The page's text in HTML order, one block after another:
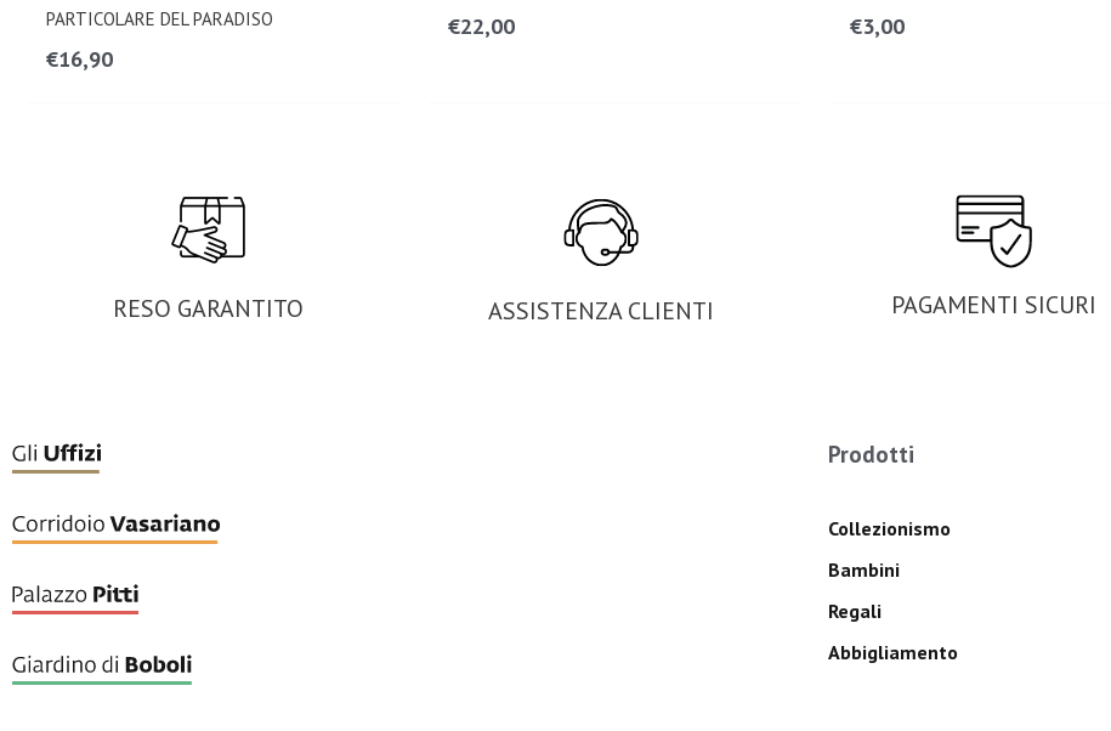
PARTICOLARE DEL PARADISO
€16,90
€22,00 €3,00
RESO GARANTITO ASSISTENZA CLIENTI PAGAMENTI SICURI
Prodotti
Collezionismo
Bambini
Regali
Abbigliamento